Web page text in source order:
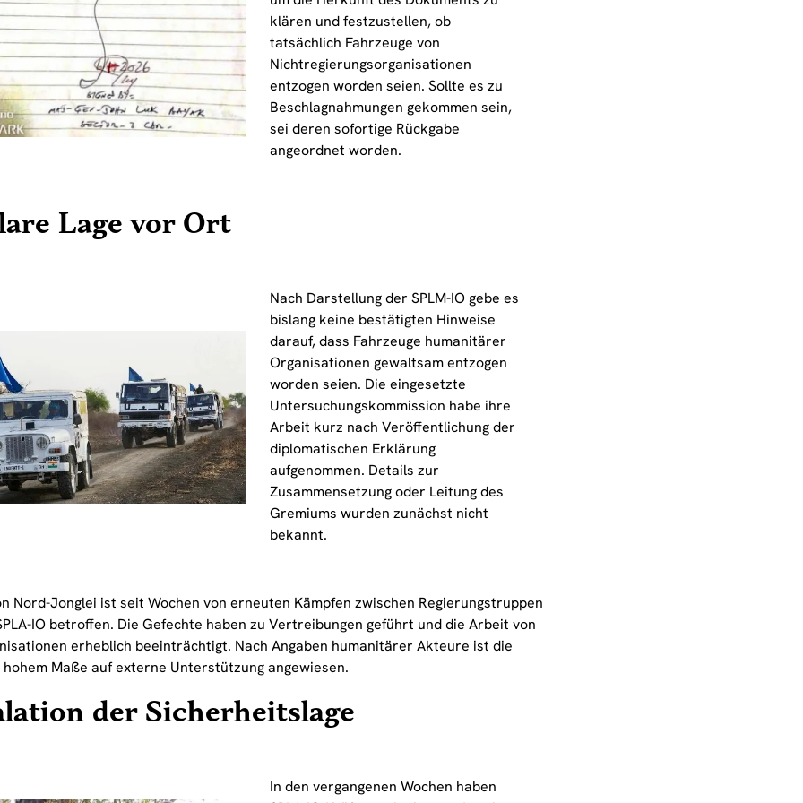
klären und festzustellen, ob
tatsächlich Fahrzeuge von
Nichtregierungsorganisationen
entzogen worden seien. Sollte es zu
Beschlagnahmungen gekommen sein,
sei deren sofortige Rückgabe
angeordnet worden.
Lage vor Ort
Nach Darstellung der SPLM-IO gebe es
bislang keine bestätigten Hinweise
darauf, dass Fahrzeuge humanitärer
Organisationen gewaltsam entzogen
worden seien. Die eingesetzte
Untersuchungskommission habe ihre
Arbeit kurz nach Veröffentlichung der
diplomatischen Erklärung
aufgenommen. Details zur
Zusammensetzung oder Leitung des
Gremiums wurden zunächst nicht
bekannt.
Nord-Jonglei ist seit Wochen von erneuten Kämpfen zwischen Regierungstruppen
IO betroffen. Die Gefechte haben zu Vertreibungen geführt und die Arbeit von
erheblich beeinträchtigt. Nach Angaben humanitärer Akteure ist die
hohem Maße auf externe Unterstützung angewiesen.
der Sicherheitslage
In den vergangenen Wochen haben